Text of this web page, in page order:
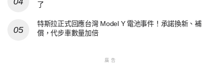
了
特斯拉正式回應台灣 Model Y 電池事件！承諾換新、補
償，代步車數量加倍
廣告